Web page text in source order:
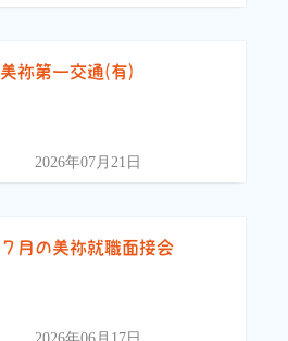
美祢第一交通(有)
2026年07月21日
７月の美祢就職面接会